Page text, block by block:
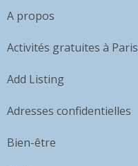
A propos
Activités gratuites à Paris
Add Listing
Adresses confidentielles
Bien-être